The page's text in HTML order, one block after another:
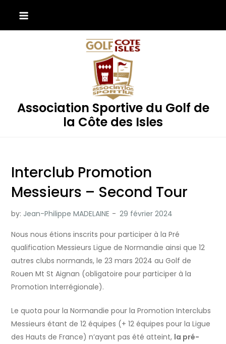
content
Association Sportive du Golf de
la Côte des Isles
Interclub Promotion
Messieurs – Second Tour
by: Jean-Philippe MADELAINE
Nous nous étions inscrits pour participer à la Pré
qualification Messieurs Ligue de Normandie ainsi que 12
autres clubs normands, le 23 mars 2024 au Golf de
Rouen Mt St Aignan (obligatoire pour participer à la
Promotion Interrégionale).
Le quota pour la Normandie pour la Promotion Interclubs
Messieurs étant de 12 équipes (+ 12 équipes pour la Ligue
des Hauts de France) n’ayant pas été atteint, la pré-